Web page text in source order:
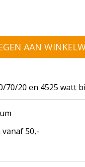
AAN
70/20 en 4525 watt
50,-